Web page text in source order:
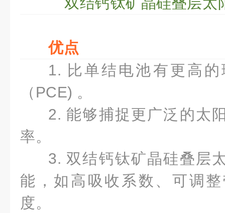
优点
1. 比单结电池有更高
（PCE) 。
2. 能够捕捉更广泛的太
率。
3. 双结钙钛矿晶硅叠层
能，如高吸收系数、可调
度。